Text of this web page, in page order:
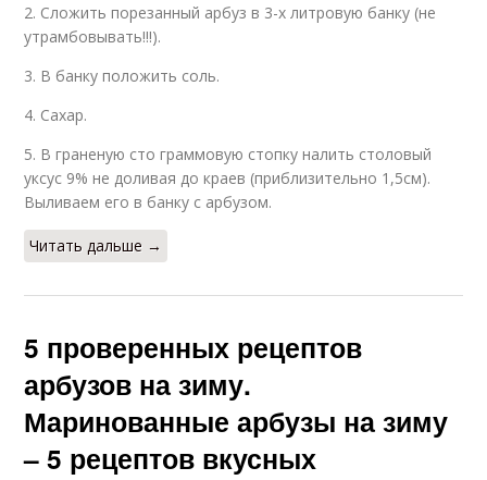
2. Сложить порезанный арбуз в 3-х литровую банку (не
утрамбовывать!!!).
3. В банку положить соль.
4. Сахар.
5. В граненую сто граммовую стопку налить столовый
уксус 9% не доливая до краев (приблизительно 1,5см).
Выливаем его в банку с арбузом.
Читать дальше →
5 проверенных рецептов
арбузов на зиму.
Маринованные арбузы на зиму
– 5 рецептов вкусных